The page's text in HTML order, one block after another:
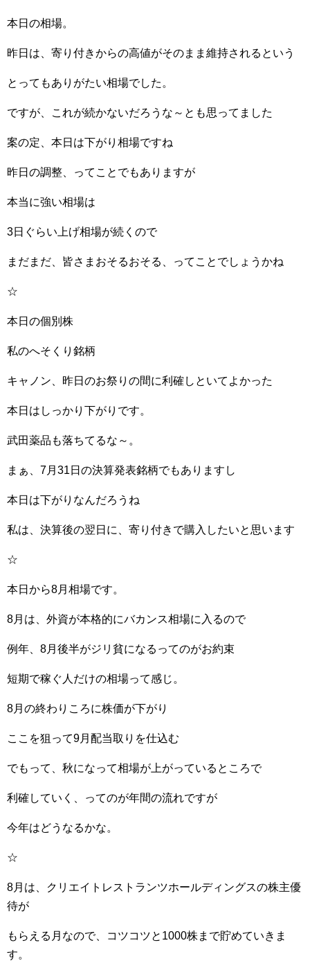
本日の相場。
昨日は、寄り付きからの高値がそのまま維持されるという
とってもありがたい相場でした。
ですが、これが続かないだろうな～とも思ってました
案の定、本日は下がり相場ですね
昨日の調整、ってことでもありますが
本当に強い相場は
3日ぐらい上げ相場が続くので
まだまだ、皆さまおそるおそる、ってことでしょうかね
☆
本日の個別株
私のへそくり銘柄
キャノン、昨日のお祭りの間に利確しといてよかった
本日はしっかり下がりです。
武田薬品も落ちてるな～。
まぁ、7月31日の決算発表銘柄でもありますし
本日は下がりなんだろうね
私は、決算後の翌日に、寄り付きで購入したいと思います
☆
本日から8月相場です。
8月は、外資が本格的にバカンス相場に入るので
例年、8月後半がジリ貧になるってのがお約束
短期で稼ぐ人だけの相場って感じ。
8月の終わりころに株価が下がり
ここを狙って9月配当取りを仕込む
でもって、秋になって相場が上がっているところで
利確していく、ってのが年間の流れですが
今年はどうなるかな。
☆
8月は、クリエイトレストランツホールディングスの株主優
待が
もらえる月なので、コツコツと1000株まで貯めていきま
す。